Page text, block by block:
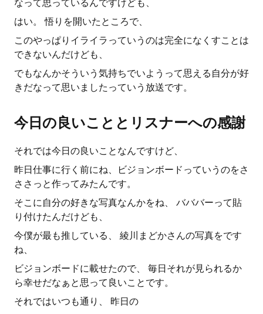
なって思っているんですけども、
はい。 悟りを開いたところで、
このやっぱりイライラっていうのは完全になくすことは
できないんだけども、
でもなんかそういう気持ちでいようって思える自分が好
きだなって思いましたっていう放送です。
今日の良いこととリスナーへの感謝
それでは今日の良いことなんですけど、
昨日仕事に行く前にね、ビジョンボードっていうのをさ
ささっと作ってみたんです。
そこに自分の好きな写真なんかをね、 バババーって貼
り付けたんだけども、
今僕が最も推している、 綾川まどかさんの写真をです
ね、
ビジョンボードに載せたので、 毎日それが見られるか
ら幸せだなぁと思って良いことです。
それではいつも通り、 昨日の